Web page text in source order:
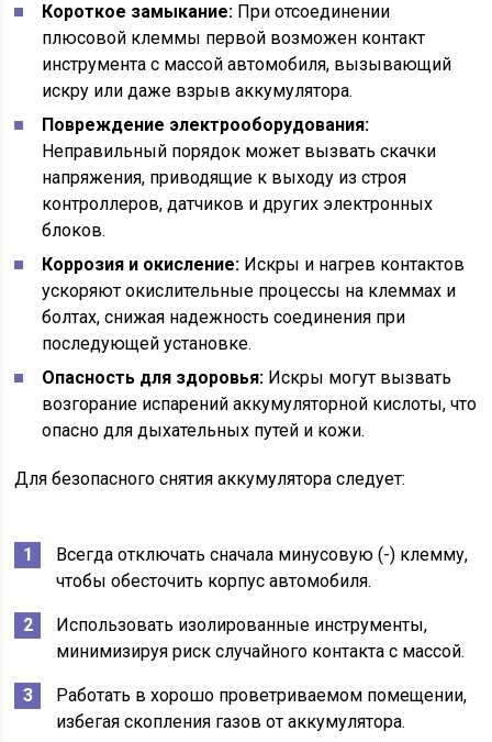
Короткое замыкание: При отсоединении
плюсовой клеммы первой возможен контакт
инструмента с массой автомобиля, вызывающий
искру или даже взрыв аккумулятора.
Повреждение электрооборудования:
Неправильный порядок может вызвать скачки
напряжения, приводящие к выходу из строя
контроллеров, датчиков и других электронных
блоков.
Коррозия и окисление: Искры и нагрев контактов
ускоряют окислительные процессы на клеммах и
болтах, снижая надежность соединения при
последующей установке.
Опасность для здоровья: Искры могут вызвать
возгорание испарений аккумуляторной кислоты, что
опасно для дыхательных путей и кожи.
Для безопасного снятия аккумулятора следует:
Всегда отключать сначала минусовую (-) клемму,
чтобы обесточить корпус автомобиля.
Использовать изолированные инструменты,
минимизируя риск случайного контакта с массой.
Работать в хорошо проветриваемом помещении,
избегая скопления газов от аккумулятора.